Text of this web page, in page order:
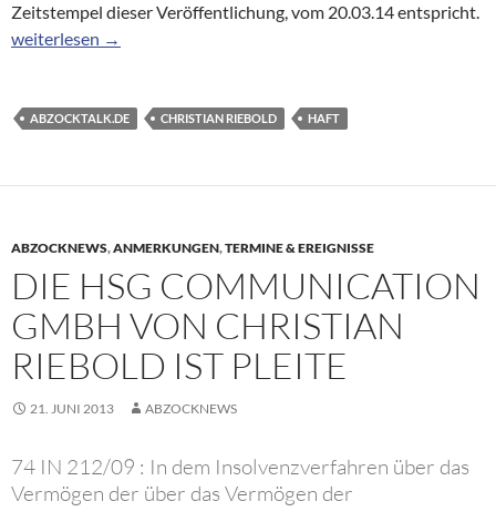
Zeitstempel dieser Veröffentlichung, vom 20.03.14 entspricht.
Christian Riebold anscheinend in Haft
weiterlesen →
ABZOCKTALK.DE CHRISTIAN RIEBOLD HAFT
ABZOCKNEWS,ANMERKUNGEN,TERMINE & EREIGNISSE
DIE HSG COMMUNICATION
GMBH VON CHRISTIAN
RIEBOLD IST PLEITE
21. JUNI 2013 ABZOCKNEWS
74 IN 212/09 : In dem Insolvenzverfahren über das
Vermögen der über das Vermögen der